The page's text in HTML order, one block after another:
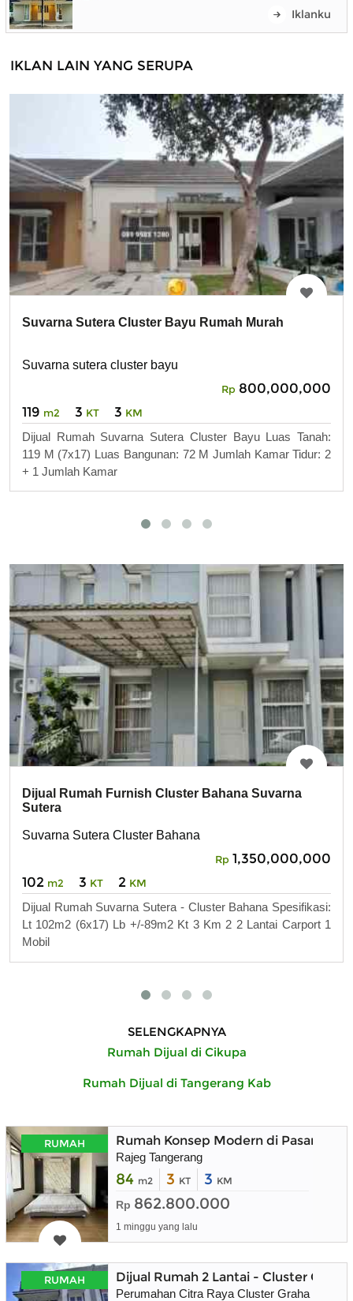
Iklanku
IKLAN LAIN YANG SERUPA
Suvarna Sutera Cluster Bayu Rumah Murah
Suvarna sutera cluster bayu
Rp 800,000,000
119 m2 3 KT 3 KM
Dijual Rumah Suvarna Sutera Cluster Bayu Luas Tanah:
119 M (7x17) Luas Bangunan: 72 M Jumlah Kamar Tidur: 2
+ 1 Jumlah Kamar
Dijual Rumah Furnish Cluster Bahana Suvarna
Sutera
Suvarna Sutera Cluster Bahana
Rp 1,350,000,000
102 m2 3 KT 2 KM
Dijual Rumah Suvarna Sutera - Cluster Bahana Spesifikasi:
Lt 102m2 (6x17) Lb +/-89m2 Kt 3 Km 2 2 Lantai Carport 1
Mobil
SELENGKAPNYA
Rumah Dijual di Cikupa
Rumah Dijual di Tangerang Kab
RUMAH Rumah Konsep Modern di Pasar
Rajeg Tangerang
84 m2 3 KT 3 KM
Rp 862.800.000
1 minggu yang lalu
RUMAH Dijual Rumah 2 Lantai - Cluster Graha
Perumahan Citra Raya Cluster Graha